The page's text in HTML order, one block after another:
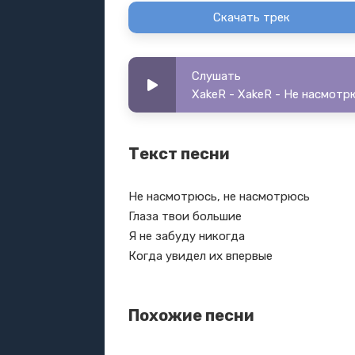
Скачать трек
Слушать
XakeR - XakeR - Не
Текст песни
Не насмотрюсь, не насмотрюсь
Глаза твои большие
Я не забуду никогда
Когда увидел их впервые
Похожие песни